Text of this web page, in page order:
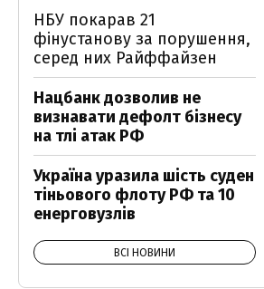
НБУ покарав 21
фінустанову за порушення,
серед них Райффайзен
Нацбанк дозволив не
визнавати дефолт бізнесу
на тлі атак РФ
Україна уразила шість суден
тіньового флоту РФ та 10
енерговузлів
ВСІ НОВИНИ